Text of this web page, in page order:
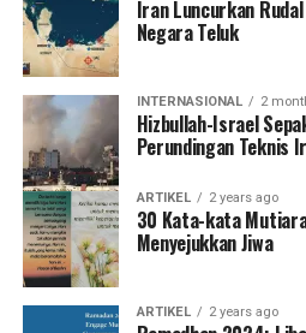
Iran Luncurkan
Negara Teluk
INTERNASIONAL 2
Hizbullah-Israel
Perundingan Teknis
ARTIKEL 2 years ago
30 Kata-kata
Menyejukkan Jiwa
ARTIKEL 2 years ago